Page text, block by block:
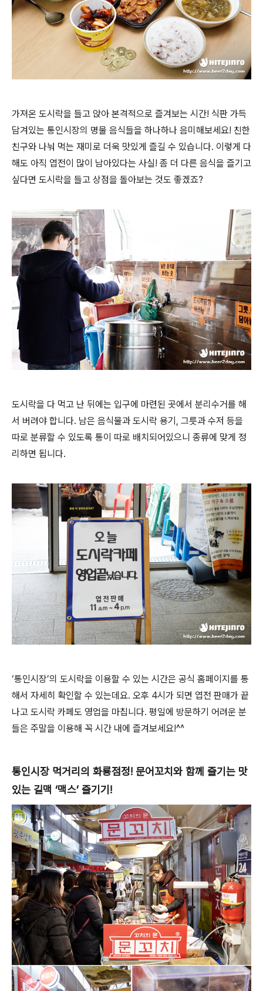
가져온 도시락을 들고 앉아 본격적으로 즐겨보는 시간! 식판 가득
담겨있는 통인시장의 명물 음식들을 하나하나 음미해보세요! 친한
친구와 나눠 먹는 재미로 더욱 맛있게 즐길 수 있습니다. 이렇게 다
해도 아직 엽전이 많이 남아있다는 사실! 좀 더 다른 음식을 즐기고
싶다면 도시락을 들고 상점을 돌아보는 것도 좋겠죠?
도시락을 다 먹고 난 뒤에는 입구에 마련된 곳에서 분리수거를 해
서 버려야 합니다. 남은 음식물과 도시락 용기, 그릇과 수저 등을
따로 분류할 수 있도록 통이 따로 배치되어있으니 종류에 맞게 정
리하면 됩니다.
‘통인시장’의 도시락을 이용할 수 있는 시간은 공식 홈페이지를 통
해서 자세히 확인할 수 있는데요. 오후 4시가 되면 엽전 판매가 끝
나고 도시락 카페도 영업을 마칩니다. 평일에 방문하기 어려운 분
들은 주말을 이용해 꼭 시간 내에 즐겨보세요!^^
통인시장 먹거리의 화룡점정! 문어꼬치와 함께 즐기는 맛
있는 길맥 ‘맥스’ 즐기기!